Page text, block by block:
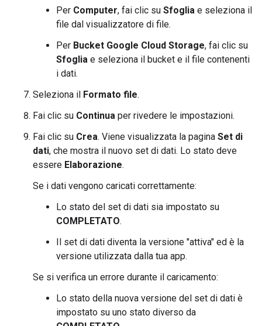
Per Computer, fai clic su Sfoglia e seleziona il
file dal visualizzatore di file.
Per Bucket Google Cloud Storage, fai clic su
Sfoglia e seleziona il bucket e il file contenenti
i dati.
Seleziona il Formato file.
Fai clic su Continua per rivedere le impostazioni.
Fai clic su Crea. Viene visualizzata la pagina Set di
dati, che mostra il nuovo set di dati. Lo stato deve
essere Elaborazione.
Se i dati vengono caricati correttamente:
Lo stato del set di dati sia impostato su
COMPLETATO.
Il set di dati diventa la versione "attiva" ed è la
versione utilizzata dalla tua app.
Se si verifica un errore durante il caricamento:
Lo stato della nuova versione del set di dati è
impostato su uno stato diverso da